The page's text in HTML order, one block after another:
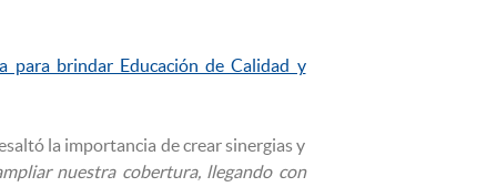
para brindar Educación de Calidad y
la importancia de crear sinergias y
nuestra cobertura, llegando con